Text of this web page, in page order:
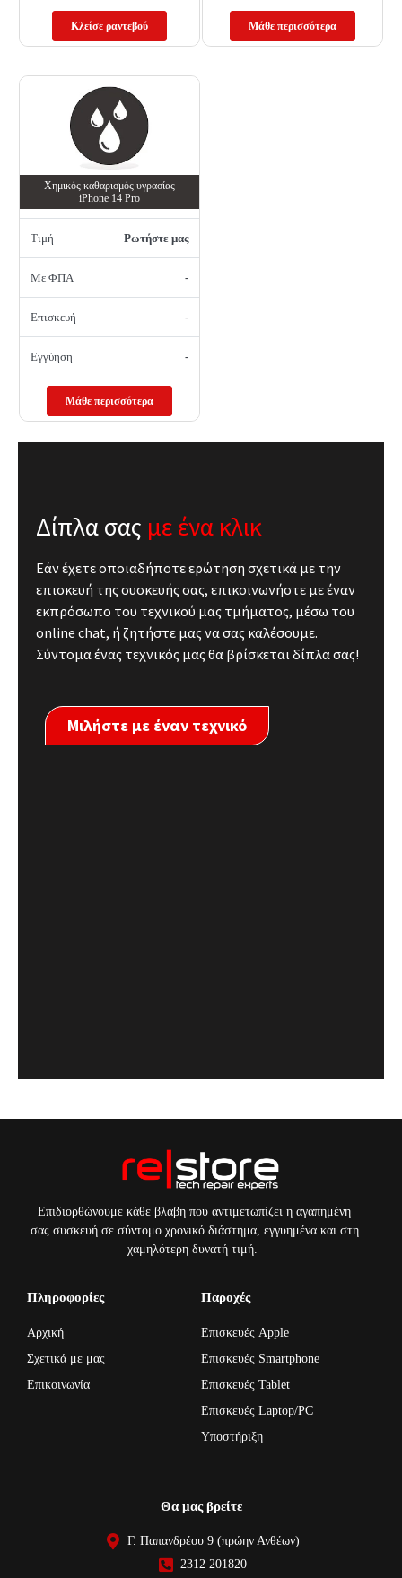
Κλείσε ραντεβού Μάθε περισσότερα
Χημικός καθαρισμός υγρασίας
iPhone 14 Pro
Τιμή Ρωτήστε μας
Με ΦΠΑ -
Επισκευή -
Εγγύηση -
Μάθε περισσότερα
Δίπλα σας με ένα κλικ
Εάν έχετε οποιαδήποτε ερώτηση σχετικά με την
επισκευή της συσκευής σας, επικοινωνήστε με έναν
εκπρόσωπο του τεχνικού μας τμήματος, μέσω του
online chat, ή ζητήστε μας να σας καλέσουμε.
Σύντομα ένας τεχνικός μας θα βρίσκεται δίπλα σας!
Μιλήστε με έναν τεχνικό
Επιδιορθώνουμε κάθε βλάβη που αντιμετωπίζει η αγαπημένη
σας συσκευή σε σύντομο χρονικό διάστημα, εγγυημένα και στη
χαμηλότερη δυνατή τιμή.
Πληροφορίες
Αρχική
Σχετικά με μας
Επικοινωνία
Παροχές
Επισκευές Apple
Επισκευές Smartphone
Επισκευές Tablet
Επισκευές Laptop/PC
Υποστήριξη
Θα μας βρείτε
Γ. Παπανδρέου 9 (πρώην Ανθέων)
2312 201820